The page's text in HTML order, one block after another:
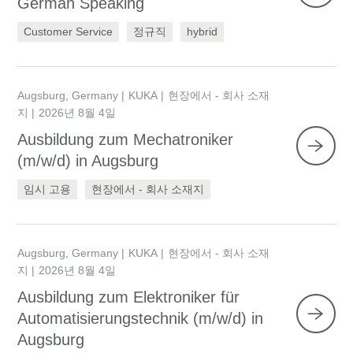
Customer Service 정규직 hybrid
Augsburg, Germany KUKA
현장에서 - 회사 소재
지
2026년 8월 4일
Ausbildung zum Mechatroniker
(m/w/d) in Augsburg
임시 고용 현장에서 - 회사 소재지
Augsburg, Germany KUKA
현장에서 - 회사 소재
지
2026년 8월 4일
Ausbildung zum Elektroniker für
Automatisierungstechnik (m/w/d) in
Augsburg